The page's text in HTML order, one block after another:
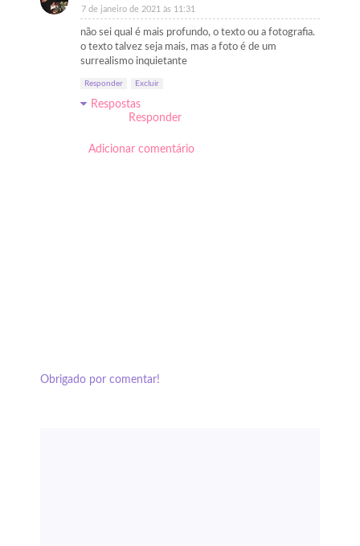
7 de janeiro de 2021 às 11:31
não sei qual é mais profundo, o texto ou a fotografia.
o texto talvez seja mais, mas a foto é de um
surrealismo inquietante
Responder Excluir
Respostas
Responder
Adicionar comentário
Obrigado por comentar!